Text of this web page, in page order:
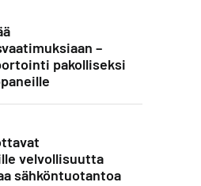
–
pakolliseksi
velvollisuutta
sähköntuotantoa